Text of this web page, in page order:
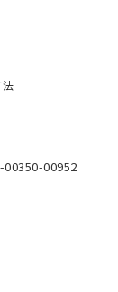
法
00350-00952